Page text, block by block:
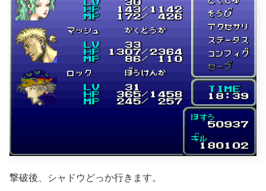
撃破後、シャドウどっか行きます。